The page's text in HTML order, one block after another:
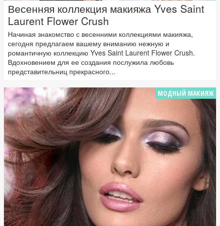
Весенняя коллекция макияжа Yves Saint
Laurent Flower Crush
Начиная знакомство с весенними коллекциями макияжа,
сегодня предлагаем вашему вниманию нежную и
романтичную коллекцию Yves Saint Laurent Flower Crush.
Вдохновением для ее создания послужила любовь
представительниц прекрасного...
МОДНЫЙ МАКИЯЖ